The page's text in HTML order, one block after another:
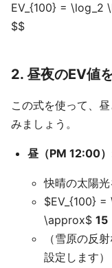
EV_{100} =
$$
2. 昼夜のEV値
この式を使って、
みましょう。
昼（PM 12:00
快晴の太陽光
$EV_{100}
\approx$ 15
（雪原の反
設定します）